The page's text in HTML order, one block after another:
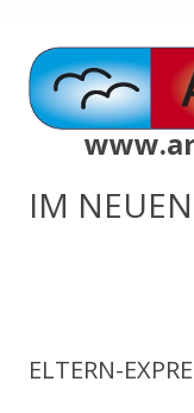
IM
ELTERN-